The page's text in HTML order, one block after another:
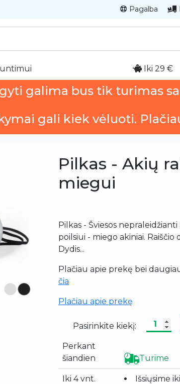
Pagalba
Iki 29 €
galima bus tik turimas
gali kiek vėluoti.
Pilkas - Akių
miegui
Pilkas - Šviesos
poilsiui - miego akiniai. Raiščio
Dydis...
Plačiau apie prekę bei
čia
Plačiau apie prekę
Pasirinkite kiekį:
Perkant
šiandien
Turime
Iki 4 vnt.
Išsiųsime